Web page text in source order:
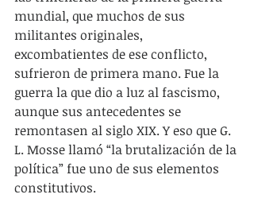
mundial, que muchos de sus
militantes originales,
excombatientes de ese conflicto,
sufrieron de primera mano. Fue la
guerra la que dio a luz al fascismo,
aunque sus antecedentes se
remontasen al siglo XIX. Y eso que G.
L. Mosse llamó “la brutalización de la
política” fue uno de sus elementos
constitutivos.